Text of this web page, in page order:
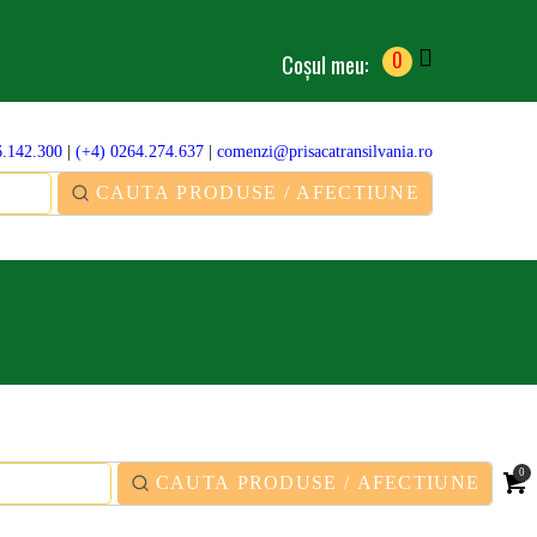
Coșul meu: 0
(+4) 0264.274.637 comenzi@prisacatransilvania.ro
0